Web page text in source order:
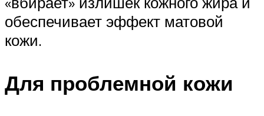
обеспечивает эффект матовой
кожи.
Для проблемной кожи